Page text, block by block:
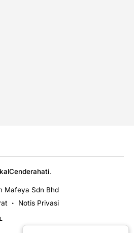
.
Mafeya Sdn Bhd
• Notis Privasi